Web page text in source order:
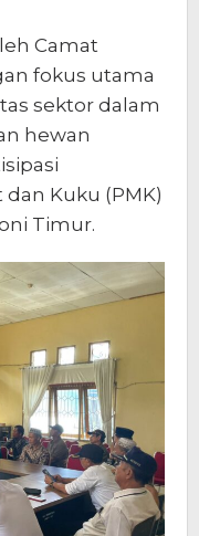
Camat
fokus utama
sektor dalam
hewan
Kuku (PMK)
Timur.